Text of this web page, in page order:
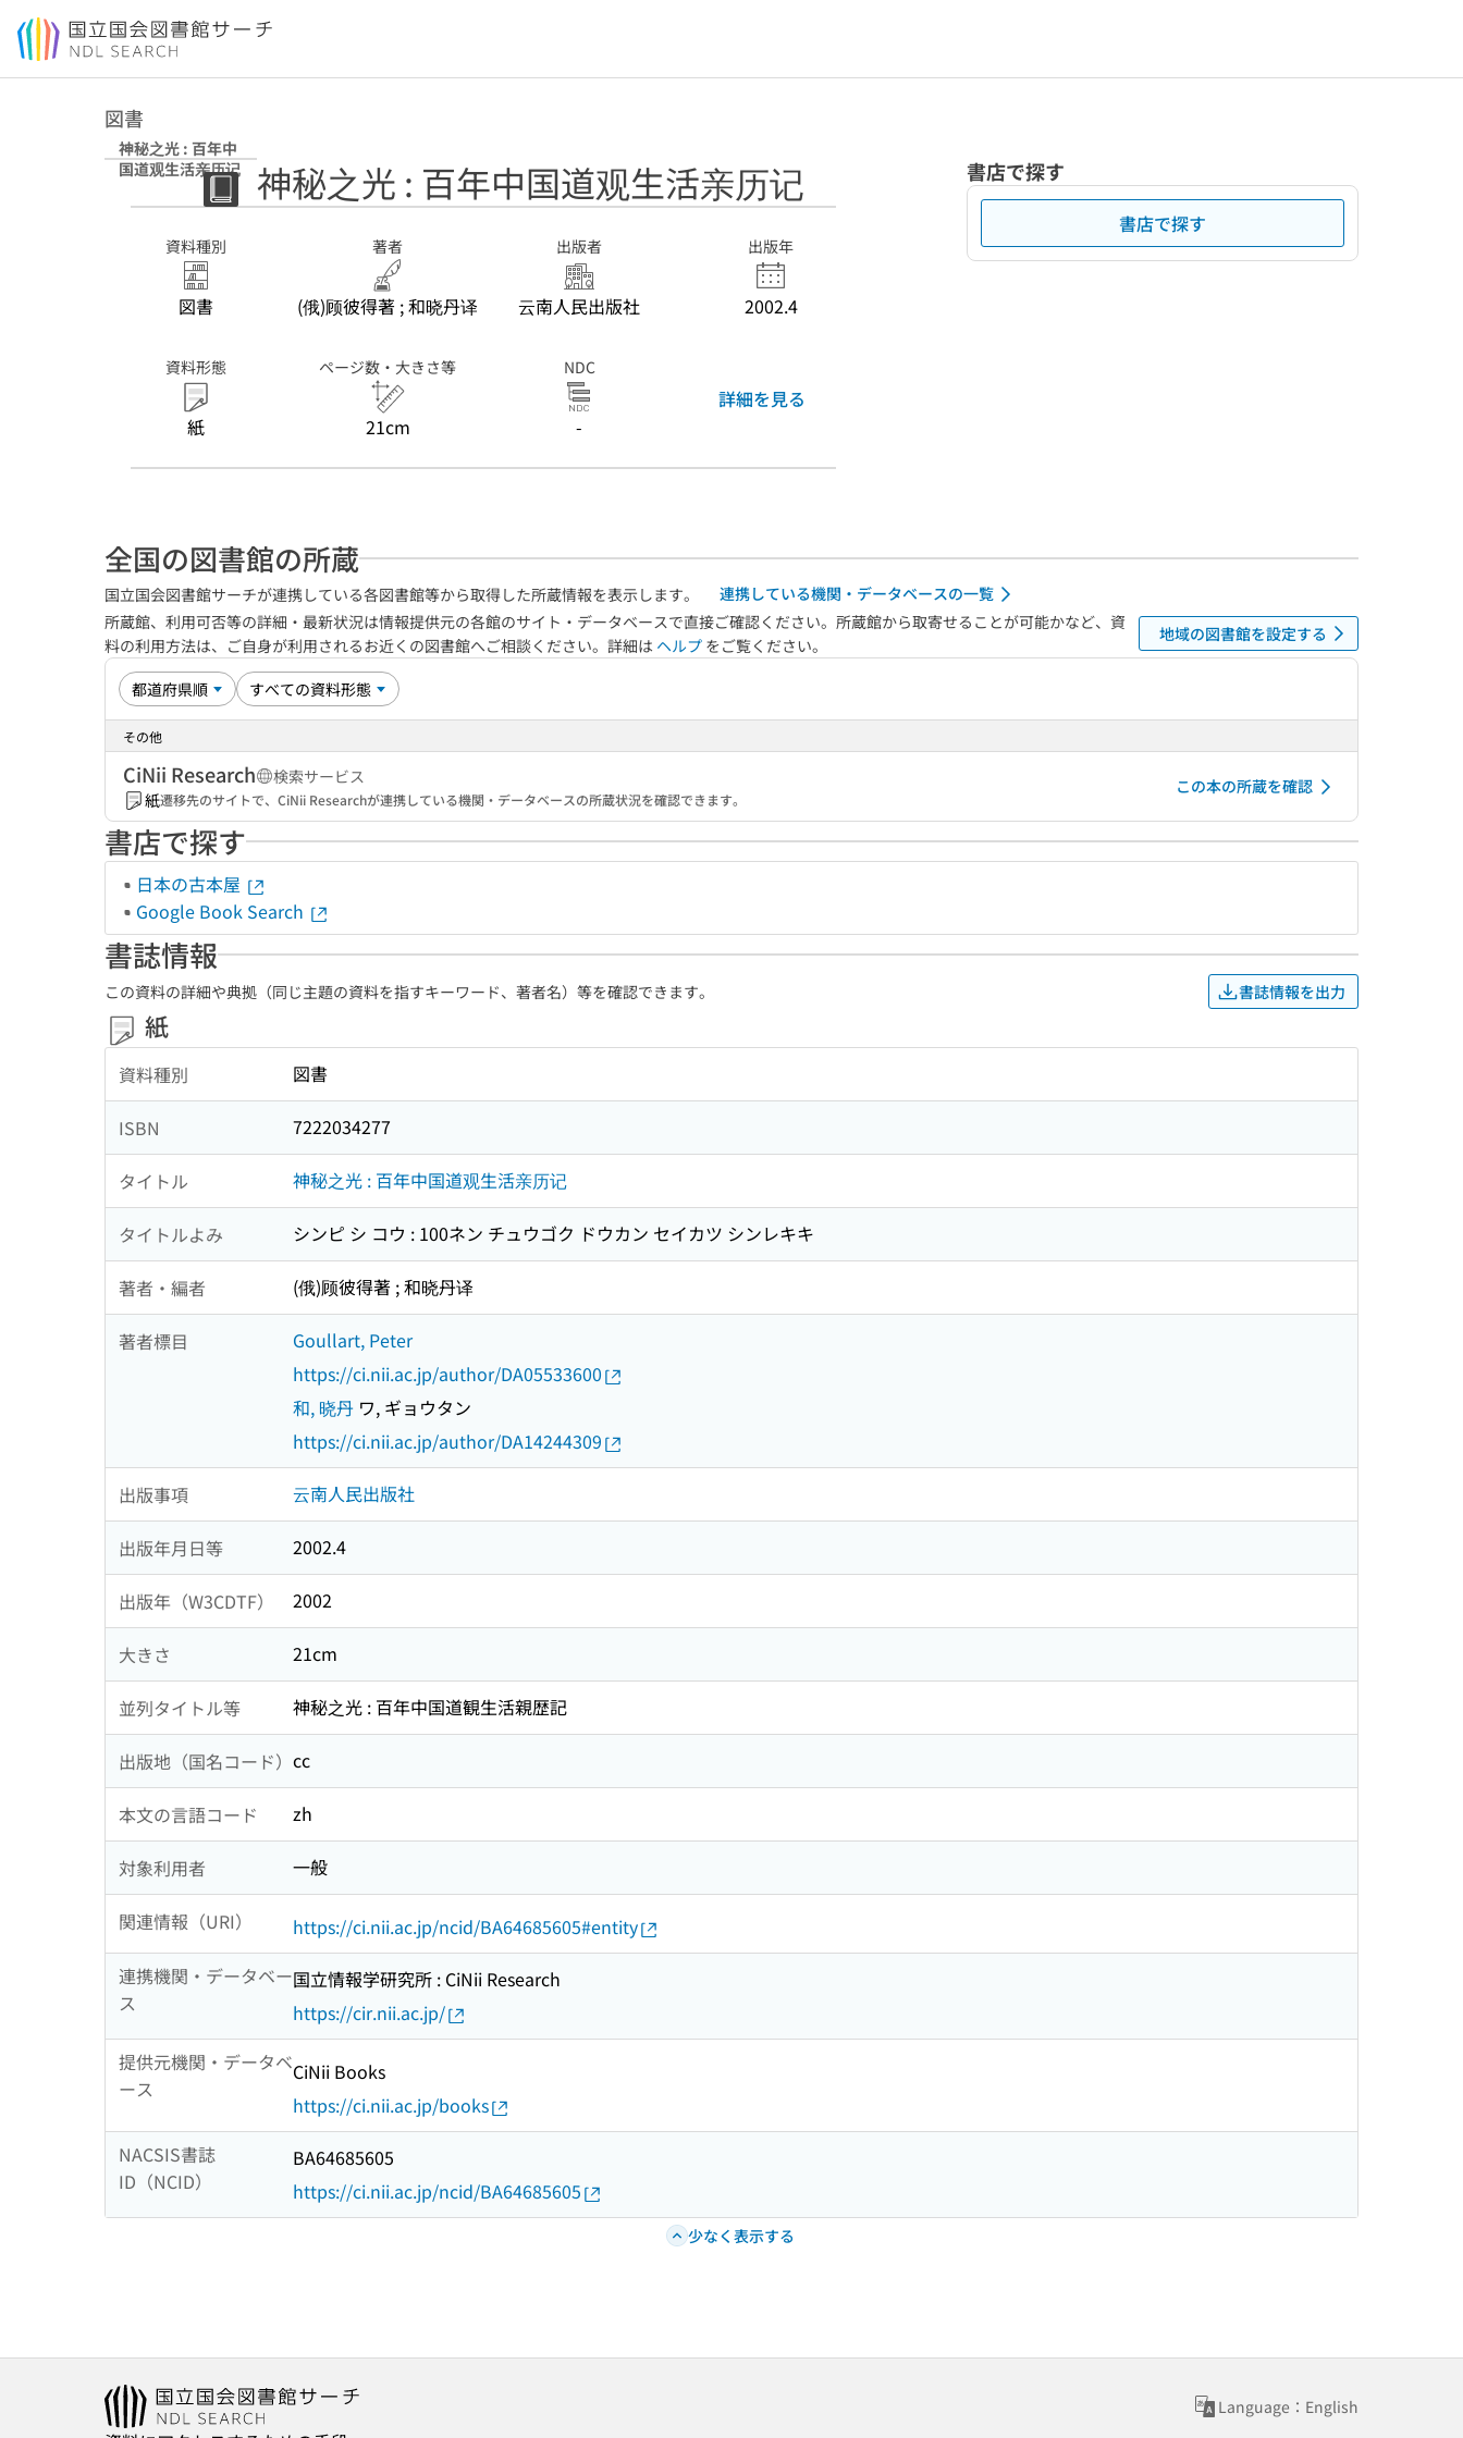
本文へ移動
図書
神秘之光 : 百年中
国道观生活亲历记
神秘之光 : 百年中国道观生活亲历记
資料種別
図書
著者
(俄)顾彼得著 ; 和晓丹译
出版者
云南人民出版社
出版年
2002.4
資料形態
紙
ページ数・大きさ等
21cm
NDC
-
詳細を見る
書店で探す
書店で探す
全国の図書館の所蔵
国立国会図書館サーチが連携している各図書館等から取得した所蔵情報を表示します。
連携している機関・データベースの一覧
所蔵館、利用可否等の詳細・最新状況は情報提供元の各館のサイト・データベースで直接ご確認ください。所蔵館から取寄せることが可能かなど、資
料の利用方法は、ご自身が利用されるお近くの図書館へご相談ください。詳細は ヘルプ をご覧ください。
地域の図書館を設定する
その他
CiNii Research
検索サービス
紙遷移先のサイトで、CiNii Researchが連携している機関・データベースの所蔵状況を確認できます。
この本の所蔵を確認
書店で探す
日本の古本屋
Google Book Search
書誌情報
この資料の詳細や典拠（同じ主題の資料を指すキーワード、著者名）等を確認できます。 書誌情報を出力
紙
資料種別 図書
ISBN 7222034277
タイトル 神秘之光 : 百年中国道观生活亲历记
タイトルよみ シンピ シ コウ : 100ネン チュウゴク ドウカン セイカツ シンレキキ
著者・編者 (俄)顾彼得著 ; 和晓丹译
著者標目
Goullart, Peter
https://ci.nii.ac.jp/author/DA05533600
和, 晓丹 ワ, ギョウタン
https://ci.nii.ac.jp/author/DA14244309
出版事項 云南人民出版社
出版年月日等 2002.4
出版年（W3CDTF） 2002
大きさ 21cm
並列タイトル等 神秘之光 : 百年中国道観生活親歴記
出版地（国名コード） cc
本文の言語コード zh
対象利用者 一般
関連情報（URI）
https://ci.nii.ac.jp/ncid/BA64685605#entity
連携機関・データベー
ス
国立情報学研究所 : CiNii Research
https://cir.nii.ac.jp/
提供元機関・データベ
ース
CiNii Books
https://ci.nii.ac.jp/books
NACSIS書誌
ID（NCID）
BA64685605
https://ci.nii.ac.jp/ncid/BA64685605
少なく表示する
Language：English